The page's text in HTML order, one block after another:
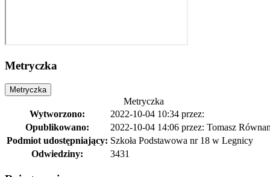
Metryczka
Metryczka
Metryczka
Wytworzono:
2022-10-04 10:34 przez:
Opublikowano:
2022-10-04 14:06 przez: Tomasz
Podmiot udostępniający: Szkoła Podstawowa nr 18 w Legnicy
Odwiedziny:
3431